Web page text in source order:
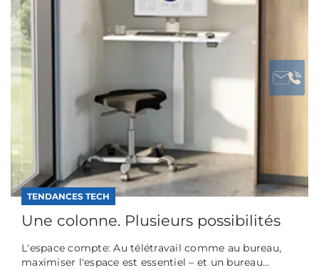
TENDANCES TECH
Une colonne. Plusieurs possibilités
L'espace compte: Au télétravail comme au bureau,
maximiser l'espace est essentiel – et un bureau...